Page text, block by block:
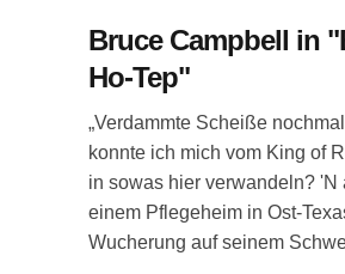
Bruce Campbell in
Ho-Tep"
„Verdammte Scheiße
konnte ich mich vom King of
in sowas hier verwandeln? 'N
einem Pflegeheim in Ost-
Wucherung auf seinem